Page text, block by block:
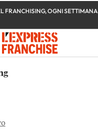
FRANCHISING, OGNI SETTIMANA